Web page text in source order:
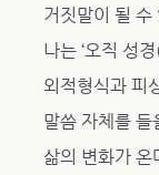
거짓말이 될
나는 ‘오직 성
외적형식과 피
말씀 자체를 들
삶의 변화가 온